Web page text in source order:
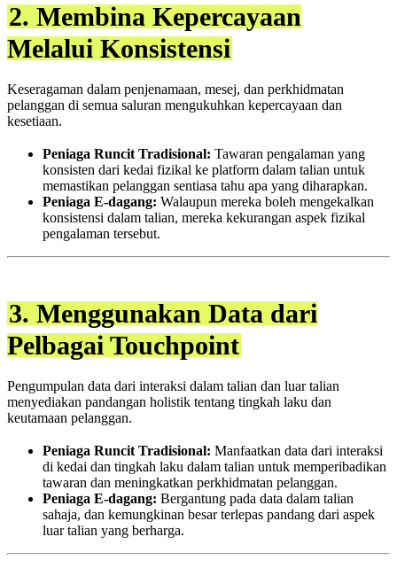
2. Membina Kepercayaan
Melalui Konsistensi
Keseragaman dalam penjenamaan, mesej, dan perkhidmatan
pelanggan di semua saluran mengukuhkan kepercayaan dan
kesetiaan.
Peniaga Runcit Tradisional: Tawaran pengalaman yang
konsisten dari kedai fizikal ke platform dalam talian untuk
memastikan pelanggan sentiasa tahu apa yang diharapkan.
Peniaga E-dagang: Walaupun mereka boleh mengekalkan
konsistensi dalam talian, mereka kekurangan aspek fizikal
pengalaman tersebut.
3. Menggunakan Data dari
Pelbagai Touchpoint
Pengumpulan data dari interaksi dalam talian dan luar talian
menyediakan pandangan holistik tentang tingkah laku dan
keutamaan pelanggan.
Peniaga Runcit Tradisional: Manfaatkan data dari interaksi
di kedai dan tingkah laku dalam talian untuk memperibadikan
tawaran dan meningkatkan perkhidmatan pelanggan.
Peniaga E-dagang: Bergantung pada data dalam talian
sahaja, dan kemungkinan besar terlepas pandang dari aspek
luar talian yang berharga.